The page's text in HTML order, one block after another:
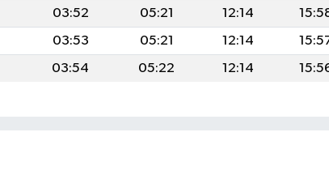
03:52 05:21 12:14
03:53 05:21 12:14
03:54 05:22 12:14